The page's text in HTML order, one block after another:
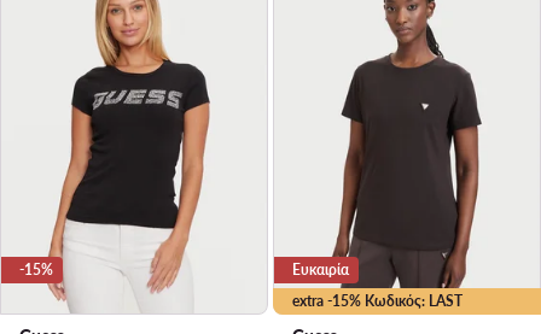
-15%
extra -15% Κωδικός: LAST
Ευκαιρία